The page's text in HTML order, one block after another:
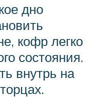
дно
кофр легко
состояния.
внутрь на